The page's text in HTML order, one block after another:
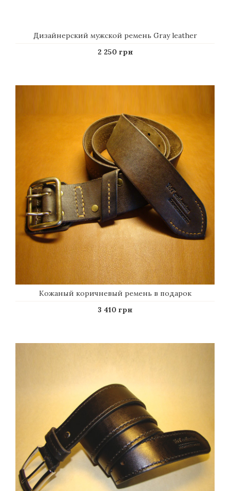
Дизайнерский мужской ремень Gray leather
2 250 грн
Кожаный коричневый ремень в подарок
3 410 грн